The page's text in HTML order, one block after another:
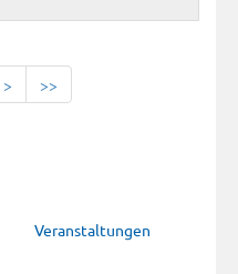
> >>
Veranstaltungen